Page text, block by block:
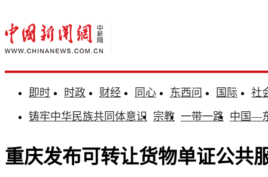
即时 时政 财经 同心 东西问 国际
社
铸牢中华民族共同体意识 宗教 一带一路 中国—
重庆发布可转让货物单证公共